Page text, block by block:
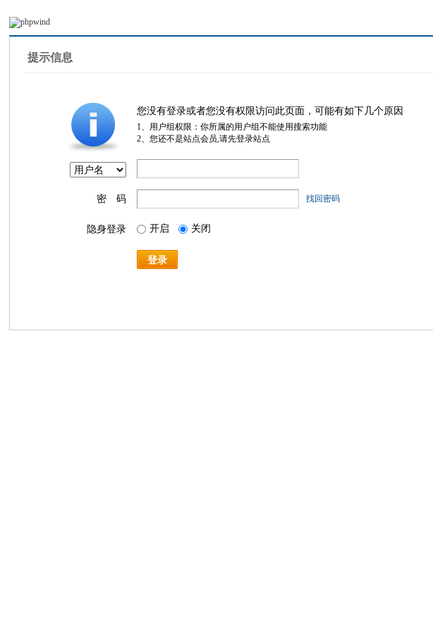
提示信息
您没有登录或者您没有权限访问此页面，可能有如下几个原因
1、用户组权限：你所属的用户组不能使用搜索功能
2、您还不是站点会员,请先登录站点
密 码 找回密码
隐身登录 开启 关闭
登录